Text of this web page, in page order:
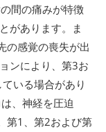
間の痛みが特徴
があります。ま
の感覚の喪失が出
ンにより、第3お
いる場合があり
、神経を圧迫
第1、第2および第